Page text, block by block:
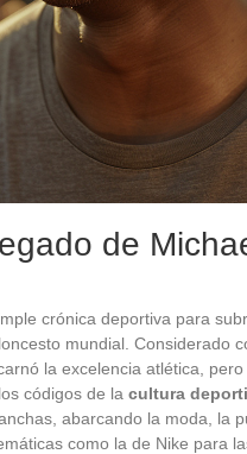
de
crónica deportiva para
mundial. Considerado
la excelencia atlética,
códigos de la cultura
abarcando la moda, la
como la de Nike para